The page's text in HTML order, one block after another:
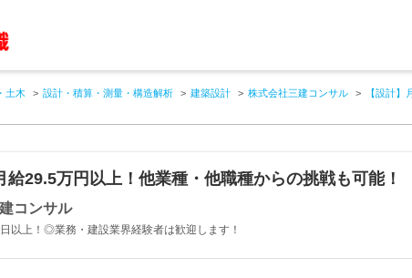
土木 設計・積算・測量・構造解析 建築設計 株式会社三建コンサル
【設計
給29.5万円以上！他業種・他職種からの挑戦も可能！
コンサル
以上！◎業務・建設業界経験者は歓迎します！